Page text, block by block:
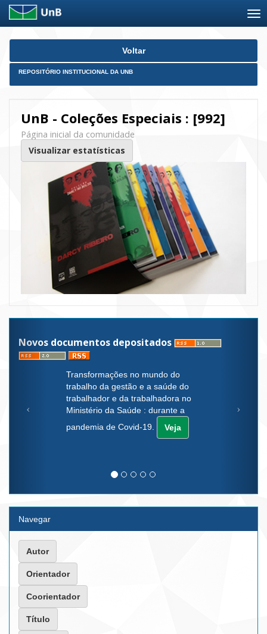
Skip
Voltar
REPOSITÓRIO INSTITUCIONAL DA UNB
UnB - Coleções Especiais : [992]
Página inicial da comunidade
Visualizar estatísticas
Novos documentos depositados
Transformações no mundo do
trabalho da gestão e a saúde do
trabalhador e da trabalhadora no
Ministério da Saúde : durante a
pandemia de Covid-19.
Veja
Navegar